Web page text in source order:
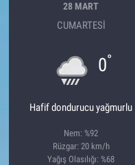
28 MART
CUMARTESI
0°
Hafif dondurucu yağmurlu
Nem: %92
Rüzgar: 20 km/h
Yağış Olasılığı: %68